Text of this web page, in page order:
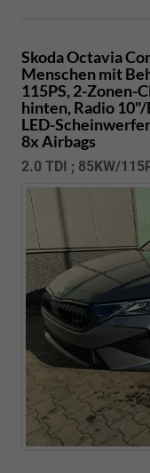
Skoda Octavia
Menschen mit
115PS, 2-Zonen-
hinten, Radio
LED-
8x Airbags
2.0 TDI ; 85KW/